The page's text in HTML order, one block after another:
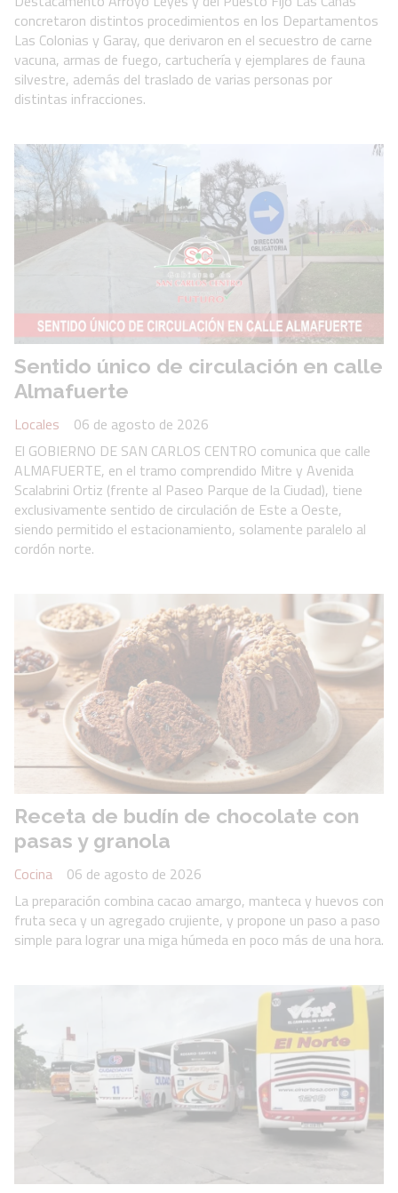
concretaron distintos procedimientos en los Departamentos
Las Colonias y Garay, que derivaron en el secuestro de carne
vacuna, armas de fuego, cartuchería y ejemplares de fauna
silvestre, además del traslado de varias personas por
distintas infracciones.
Sentido único de circulación en calle
Almafuerte
Locales
06 de agosto de 2026
El GOBIERNO DE SAN CARLOS CENTRO comunica que calle
ALMAFUERTE, en el tramo comprendido Mitre y Avenida
Scalabrini Ortiz (frente al Paseo Parque de la Ciudad), tiene
exclusivamente sentido de circulación de Este a Oeste,
siendo permitido el estacionamiento, solamente paralelo al
cordón norte.
Receta de budín de chocolate con
pasas y granola
Cocina
06 de agosto de 2026
La preparación combina cacao amargo, manteca y huevos con
fruta seca y un agregado crujiente, y propone un paso a paso
simple para lograr una miga húmeda en poco más de una hora.